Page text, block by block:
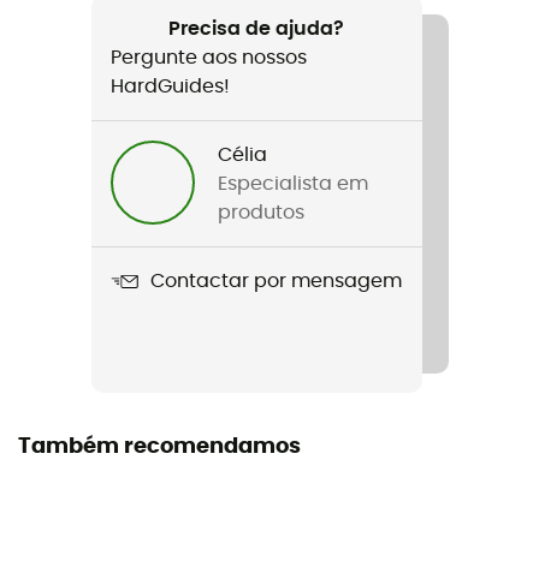
Comprimento aberto
Precisa de ajuda?
Pergunte aos nossos
HardGuides!
Célia
Especialista em
produtos
Contactar por mensagem
Também recomendamos